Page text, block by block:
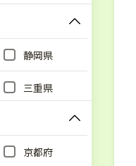
静岡県
三重県
京都府